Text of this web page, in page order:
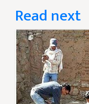
Read next